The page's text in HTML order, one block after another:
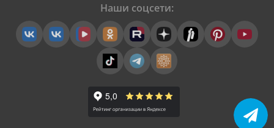
Наши соцсети: